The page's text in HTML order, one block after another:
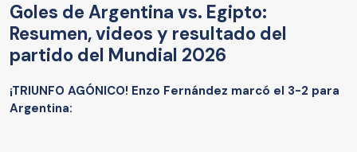
Goles de Argentina vs. Egipto:
Resumen, videos y resultado del
partido del Mundial 2026
¡TRIUNFO AGÓNICO! Enzo Fernández marcó el 3-2 para
Argentina: